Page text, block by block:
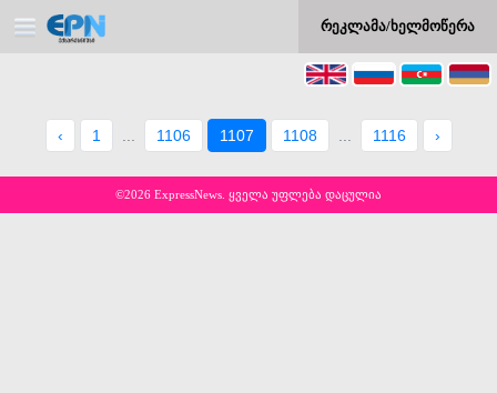
რეკლამა/ხელმოწერა
‹ 1 1106 1107 1108 1116 ›
©2026 ExpressNews. ყველა უფლება დაცულია